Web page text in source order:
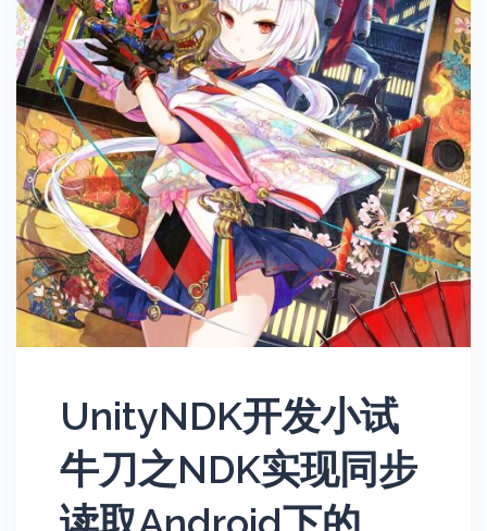
UnityNDK开发小试
牛刀之NDK实现同步